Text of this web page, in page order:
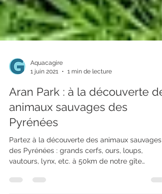
1 juin 2021
1 min de lecture
Aran Park : à la découverte
animaux sauvages des
Pyrénées
Partez à la découverte des animaux sauvages
vautours, lynx, etc. à 50km de notre gîte